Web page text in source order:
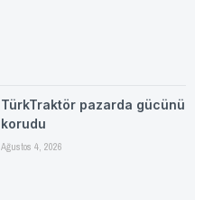
TürkTraktör pazarda gücünü
korudu
Ağustos 4, 2026